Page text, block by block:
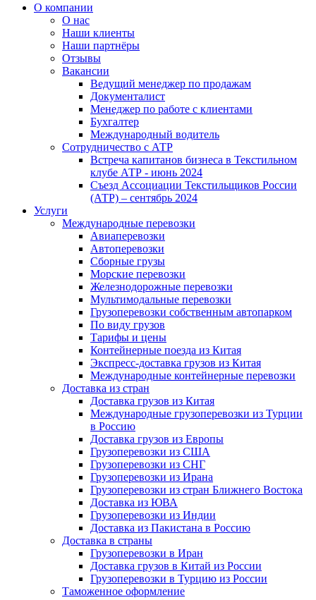
О компании
О нас
Наши клиенты
Наши партнёры
Отзывы
Вакансии
Ведущий менеджер по продажам
Документалист
Менеджер по работе с клиентами
Бухгалтер
Международный водитель
Сотрудничество с АТР
Встреча капитанов бизнеса в Текстильном
клубе АТР - июнь 2024
Съезд Ассоциации Текстильщиков России
(АТР) – сентябрь 2024
Услуги
Международные перевозки
Авиаперевозки
Автоперевозки
Сборные грузы
Морские перевозки
Железнодорожные перевозки
Мультимодальные перевозки
Грузоперевозки собственным автопарком
По виду грузов
Тарифы и цены
Контейнерные поезда из Китая
Экспресс-доставка грузов из Китая
Международные контейнерные перевозки
Доставка из стран
Доставка грузов из Китая
Международные грузоперевозки из Турции
в Россию
Доставка грузов из Европы
Грузоперевозки из США
Грузоперевозки из СНГ
Грузоперевозки из Ирана
Грузоперевозки из стран Ближнего Востока
Доставка из ЮВА
Грузоперевозки из Индии
Доставка из Пакистана в Россию
Доставка в страны
Грузоперевозки в Иран
Доставка грузов в Китай из России
Грузоперевозки в Турцию из России
Таможенное оформление